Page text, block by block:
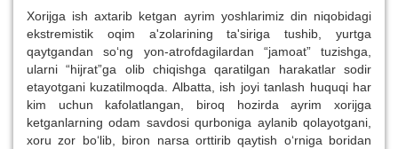
Xorijga ish axtarib ketgan ayrim yoshlarimiz din niqobidagi
ekstremistik oqim a'zolarining ta'siriga tushib, yurtga
qaytgandan so‘ng yon-atrofdagilardan “jamoat” tuzishga,
ularni “hijrat”ga olib chiqishga qaratilgan harakatlar sodir
etayotgani kuzatilmoqda. Albatta, ish joyi tanlash huquqi har
kim uchun kafolatlangan, biroq hozirda ayrim xorijga
ketganlarning odam savdosi qurboniga aylanib qolayotgani,
xoru zor bo‘lib, biron narsa orttirib qaytish o‘rniga boridan